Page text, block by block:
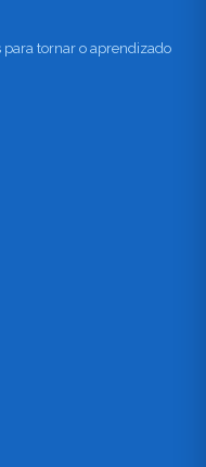
para tornar o aprendizado